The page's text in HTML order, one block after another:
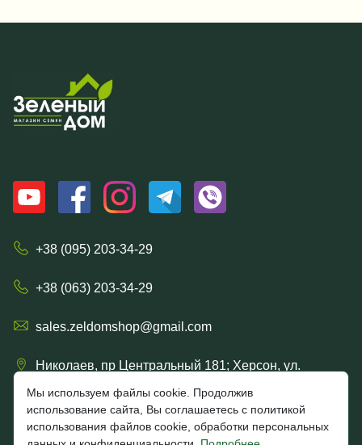
+38 (095) 203-34-29
+38 (063) 203-34-29
sales.zeldomshop@gmail.com
Николаев, пр Центральный 181; Херсон, ул.
Мы используем файлы cookie. Продолжив
использование сайта, Вы соглашаетесь с политикой
использования файлов cookie, обработки персональных